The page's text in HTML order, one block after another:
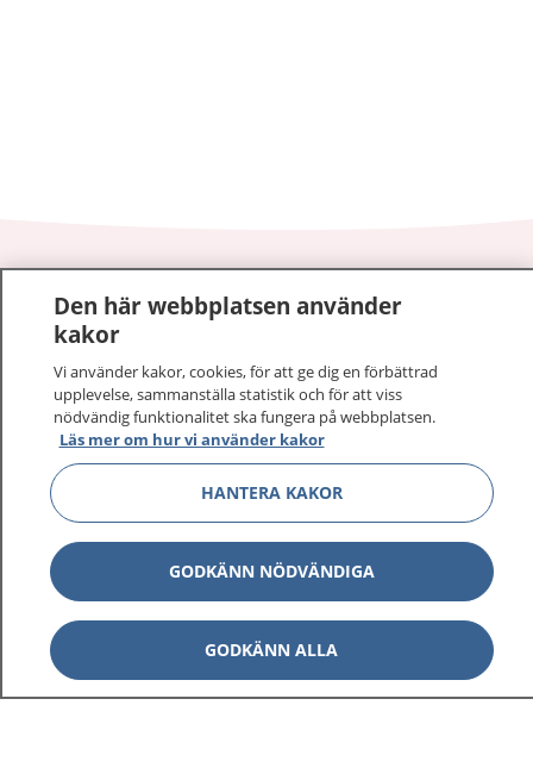
På 1177.se får du råd om hälsa och information om
sjukdomar och vilka mottagningar du kan kontakta.
Logga in för att läsa din journal och göra dina
vårdärenden. Ring telefonnummer 1177 för
sjukvårdsrådgivning dygnet runt.
1177 ger dig råd när du vill må bättre.
1177 på flera språk Visa
Om 1177 Visa
Den här webbplatsen använder
kakor
Vi använder kakor, cookies, för att ge dig en förbättrad
upplevelse, sammanställa statistik och för att viss
nödvändig funktionalitet ska fungera på webbplatsen.
Läs mer om hur vi använder kakor
HANTERA KAKOR
GODKÄNN NÖDVÄNDIGA
GODKÄNN ALLA